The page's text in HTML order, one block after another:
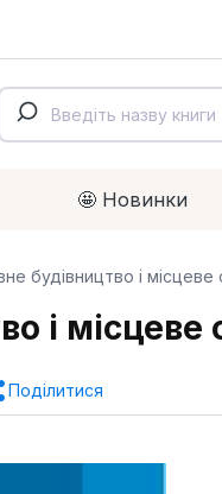
🤩 Новинки
будівництво і місцеве
і місцеве
Поділитися